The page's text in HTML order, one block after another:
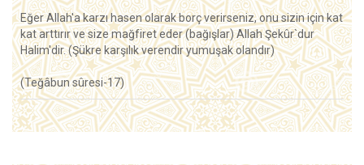
Eğer Allah'a karzı hasen olarak borç verirseniz, onu sizin için kat
kat arttırır ve size mağfiret eder (bağışlar) Allah Şekûr`dur
Halim'dir. (Şükre karşılık verendir yumuşak olandır)
(Teğâbun sûresi-17)